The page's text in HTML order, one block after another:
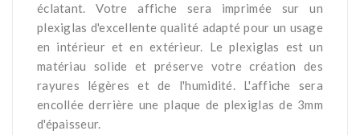
éclatant. Votre affiche sera imprimée sur un
plexiglas d'excellente qualité adapté pour un usage
en intérieur et en extérieur. Le plexiglas est un
matériau solide et préserve votre création des
rayures légères et de l'humidité. L'affiche sera
encollée derrière une plaque de plexiglas de 3mm
d'épaisseur.